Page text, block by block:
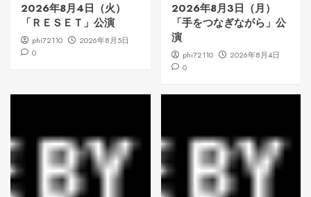
2026年8月4日（火）
「ＲＥＳＥＴ」公演
phi72110
2026年8月5日
0
2026年8月3日（月）
「手をつなぎながら」公
演
phi72110
2026年8月4日
0